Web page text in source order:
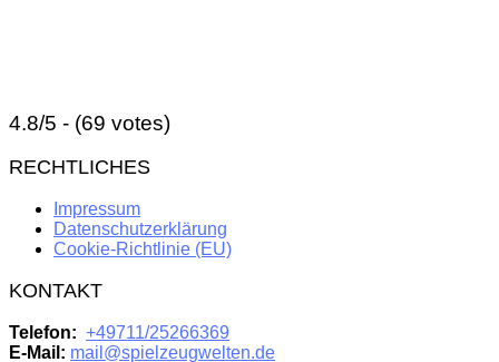
4.8/5 - (69 votes)
RECHTLICHES
Impressum
Datenschutzerklärung
Cookie-Richtlinie (EU)
KONTAKT
Telefon: +49711/25266369
E-Mail: mail@spielzeugwelten.de